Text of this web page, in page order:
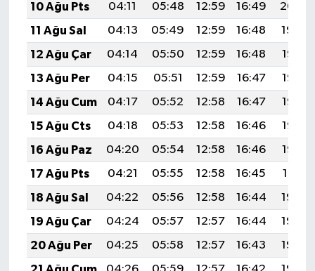
10 Ağu Pts
04:11 05:48 12:59 16:49
20:00
11 Ağu Sal
04:13 05:49 12:59 16:48
19:59
12 Ağu Çar
04:14 05:50 12:59 16:48
19:57
13 Ağu Per
04:15 05:51 12:59 16:47
19:56
14 Ağu Cum
04:17 05:52 12:58 16:47
19:55
15 Ağu Cts
04:18 05:53 12:58 16:46
19:53
16 Ağu Paz
04:20 05:54 12:58 16:46
19:52
17 Ağu Pts
04:21 05:55 12:58 16:45
19:51
18 Ağu Sal
04:22 05:56 12:58 16:44
19:49
19 Ağu Çar
04:24 05:57 12:57 16:44
19:48
20 Ağu Per
04:25 05:58 12:57 16:43
19:46
Hakkari Müftülüğü
Hatay Müftülüğü
Iğdır Müftülüğü
Isparta Müftülüğü
İstanbul Müftülüğü
İzmir Müftülüğü
Kahramanmaraş Müftülüğü
Karabük Müftülüğü